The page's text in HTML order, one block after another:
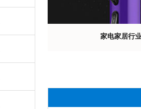
家电家居行